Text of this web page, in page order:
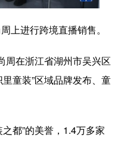
时尚 悦读
进行跨境直播销售。
在浙江省湖州市吴兴区
童装”区域品牌发布、童
都”的美誉，1.4万多家